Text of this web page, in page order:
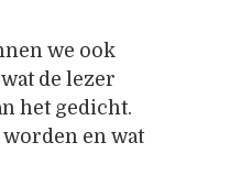
we ook
de lezer
het gedicht.
en wat